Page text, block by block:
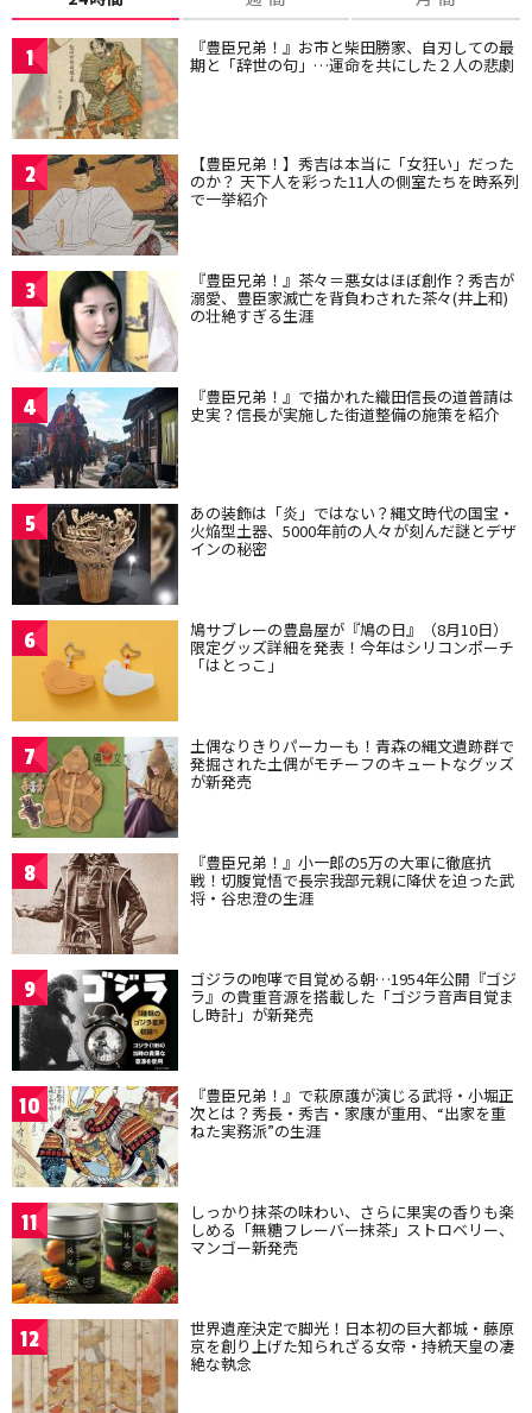
1 『豊臣兄弟！』お市と柴田勝家、自刃しての最
期と「辞世の句」…運命を共にした２人の悲劇
2 【豊臣兄弟！】秀吉は本当に「女狂い」だった
のか？ 天下人を彩った11人の側室たちを時系列
で一挙紹介
3 『豊臣兄弟！』茶々＝悪女はほぼ創作？秀吉が
溺愛、豊臣家滅亡を背負わされた茶々(井上和)
の壮絶すぎる生涯
4 『豊臣兄弟！』で描かれた織田信長の道普請は
史実？信長が実施した街道整備の施策を紹介
5 あの装飾は「炎」ではない？縄文時代の国宝・
火焔型土器、5000年前の人々が刻んだ謎とデザ
インの秘密
6 鳩サブレーの豊島屋が『鳩の日』（8月10日）
限定グッズ詳細を発表！今年はシリコンポーチ
「はとっこ」
7 土偶なりきりパーカーも！青森の縄文遺跡群で
発掘された土偶がモチーフのキュートなグッズ
が新発売
8 『豊臣兄弟！』小一郎の5万の大軍に徹底抗
戦！切腹覚悟で長宗我部元親に降伏を迫った武
将・谷忠澄の生涯
9 ゴジラの咆哮で目覚める朝…1954年公開『ゴジ
ラ』の貴重音源を搭載した「ゴジラ音声目覚ま
し時計」が新発売
10 『豊臣兄弟！』で萩原護が演じる武将・小堀正
次とは？秀長・秀吉・家康が重用、“出家を重
ねた実務派”の生涯
11 しっかり抹茶の味わい、さらに果実の香りも楽
しめる「無糖フレーバー抹茶」ストロベリー、
マンゴー新発売
12 世界遺産決定で脚光！日本初の巨大都城・藤原
京を創り上げた知られざる女帝・持統天皇の凄
絶な執念